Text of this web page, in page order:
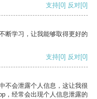
支持[0] 反对[0]
断学习，让我能够取得更好的
支持[0] 反对[0]
不会泄露个人信息，这让我很
，经常会出现个人信息泄露的